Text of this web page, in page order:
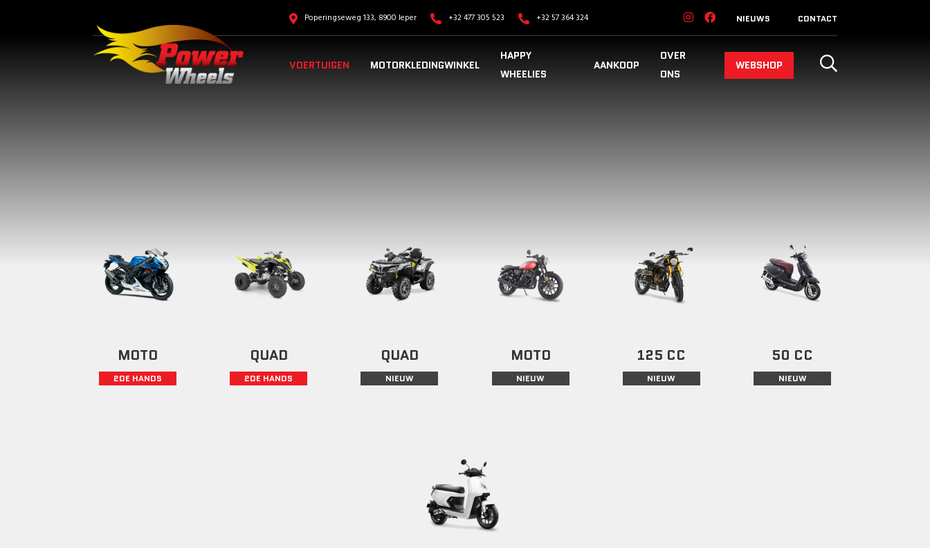
Poperingseweg 133, 8900 Ieper +32 477 305 523 +32 57 364 324 NIEUWS CONTACT
VOERTUIGEN MOTORKLEDINGWINKEL
HAPPY
WHEELIES
AANKOOP
OVER
ONS
WEBSHOP
VOERTUIGEN
MOTO
2DE HANDS
QUAD
2DE HANDS
QUAD
NIEUW
MOTO
NIEUW
125 CC
NIEUW
50 CC
NIEUW